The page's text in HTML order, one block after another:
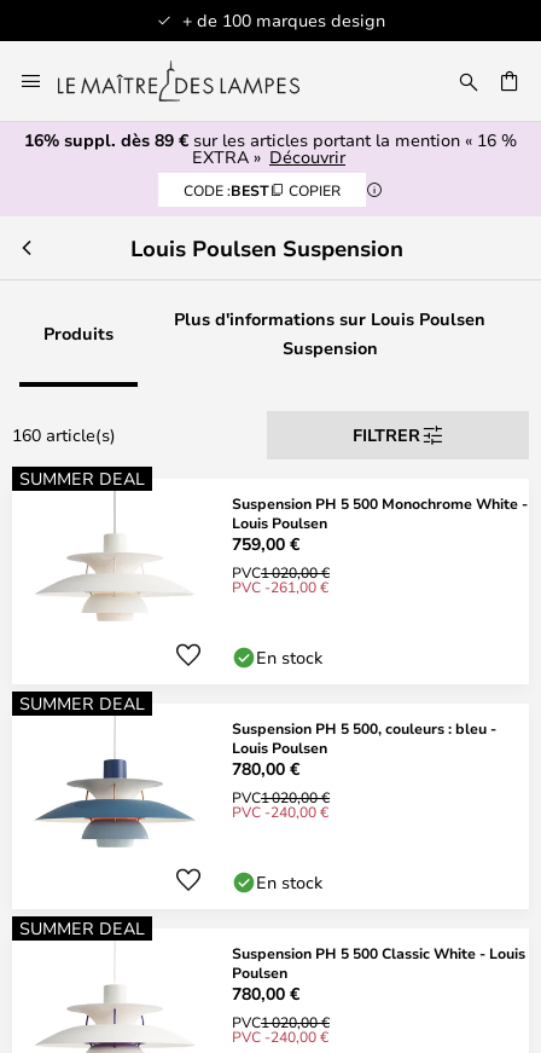
Articles en stock expédiés sous 1 jour ouvré
au
contenu
16% suppl. dès 89 € sur les articles portant la mention « 16 %
EXTRA » Découvrir
CODE :BEST COPIER
Louis Poulsen Suspension
Produits
Plus d'informations sur Louis Poulsen
Suspension
160 article(s)
FILTRER
SUMMER DEAL
Suspension PH 5 500 Monochrome White -
Louis Poulsen
759,00 €
PVC1 020,00 €
PVC -261,00 €
En stock
SUMMER DEAL
Suspension PH 5 500, couleurs : bleu -
Louis Poulsen
780,00 €
PVC1 020,00 €
PVC -240,00 €
En stock
SUMMER DEAL
Suspension PH 5 500 Classic White - Louis
Poulsen
780,00 €
PVC1 020,00 €
PVC -240,00 €